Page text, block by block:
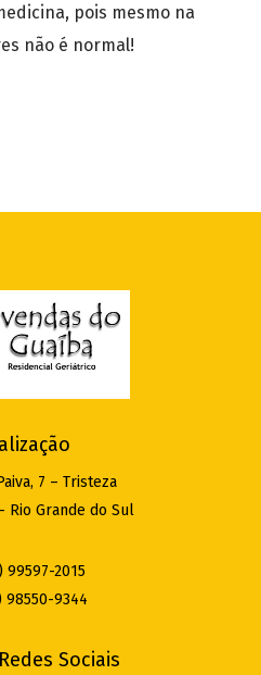
pois mesmo na
não é normal!
7 – Tristeza
Rio Grande do Sul
99597-2015
98550-9344
Sociais